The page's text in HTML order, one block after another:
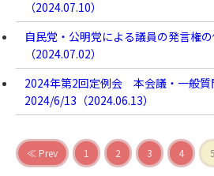
（2024.07.10）
自民党・公明党による議員の発言権の
（2024.07.02）
2024年第2回定例会 本会議・一般
2024/6/13（2024.06.13）
≪ Prev 1 2 3 4 5